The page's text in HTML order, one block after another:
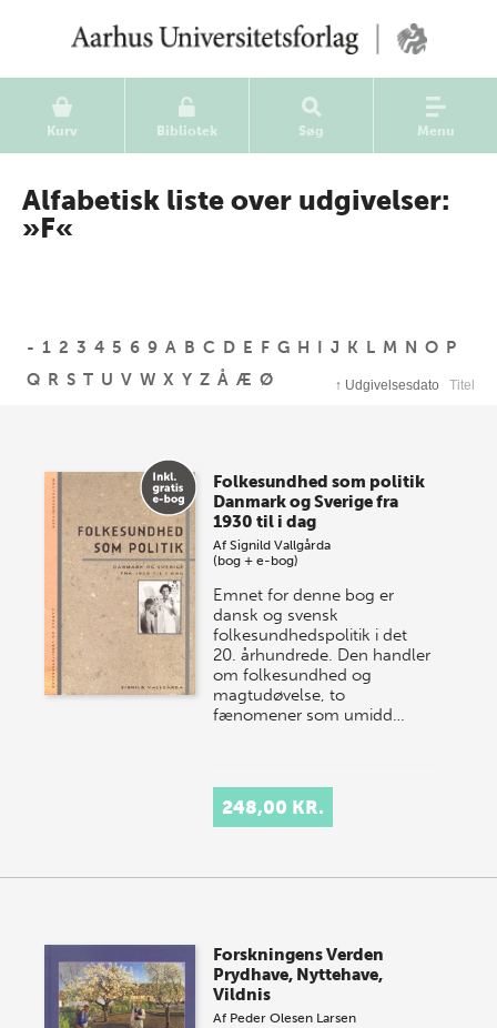
Kurv Bibliotek Søg Menu
Alfabetisk liste over udgivelser:
»F«
- 1 2 3 4 5 6 9 A B C D E F G H I J K L M N O P
Q R S T U V W X Y Z Å Æ Ø ↑ Udgivelsesdato Titel
Folkesundhed som politik
Danmark og Sverige fra
1930 til i dag
AfSignild Vallgårda
(bog + e-bog)
Emnet for denne bog er
dansk og svensk
folkesundhedspolitik i det
20. århundrede. Den handler
om folkesundhed og
magtudøvelse, to
fænomener som umidd…
248,00 KR.
Forskningens Verden
Prydhave, Nyttehave,
Vildnis
Af Peder Olesen Larsen